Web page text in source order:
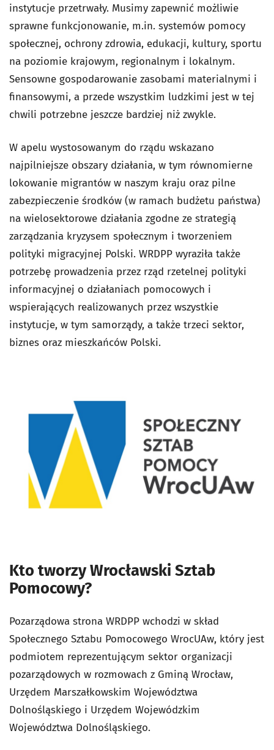
instytucje przetrwały. Musimy zapewnić możliwie
sprawne funkcjonowanie, m.in. systemów pomocy
społecznej, ochrony zdrowia, edukacji, kultury, sportu
na poziomie krajowym, regionalnym i lokalnym.
Sensowne gospodarowanie zasobami materialnymi i
finansowymi, a przede wszystkim ludzkimi jest w tej
chwili potrzebne jeszcze bardziej niż zwykle.
W apelu wystosowanym do rządu wskazano
najpilniejsze obszary działania, w tym równomierne
lokowanie migrantów w naszym kraju oraz pilne
zabezpieczenie środków (w ramach budżetu państwa)
na wielosektorowe działania zgodne ze strategią
zarządzania kryzysem społecznym i tworzeniem
polityki migracyjnej Polski. WRDPP wyraziła także
potrzebę prowadzenia przez rząd rzetelnej polityki
informacyjnej o działaniach pomocowych i
wspierających realizowanych przez wszystkie
instytucje, w tym samorządy, a także trzeci sektor,
biznes oraz mieszkańców Polski.
Kto tworzy Wrocławski Sztab
Pomocowy?
Pozarządowa strona WRDPP wchodzi w skład
Społecznego Sztabu Pomocowego WrocUAw, który jest
podmiotem reprezentującym sektor organizacji
pozarządowych w rozmowach z Gminą Wrocław,
Urzędem Marszałkowskim Województwa
Dolnośląskiego i Urzędem Wojewódzkim
Województwa Dolnośląskiego.